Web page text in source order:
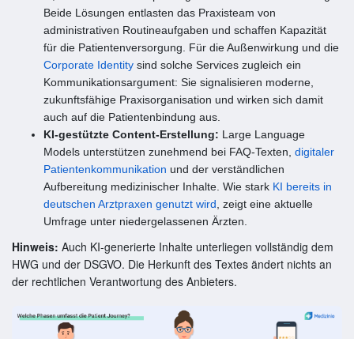
Beide Lösungen entlasten das Praxisteam von
administrativen Routineaufgaben und schaffen Kapazität
für die Patientenversorgung. Für die Außenwirkung und die
Corporate Identity sind solche Services zugleich ein
Kommunikationsargument: Sie signalisieren moderne,
zukunftsfähige Praxisorganisation und wirken sich damit
auch auf die Patientenbindung aus.
KI-gestützte Content-Erstellung: Large Language
Models unterstützen zunehmend bei FAQ-Texten, digitaler
Patientenkommunikation und der verständlichen
Aufbereitung medizinischer Inhalte. Wie stark KI bereits in
deutschen Arztpraxen genutzt wird , zeigt eine aktuelle
Umfrage unter niedergelassenen Ärzten.
Hinweis: Auch KI-generierte Inhalte unterliegen vollständig dem
HWG und der DSGVO. Die Herkunft des Textes ändert nichts an
der rechtlichen Verantwortung des Anbieters.